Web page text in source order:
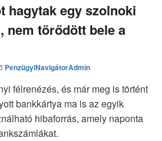
hagytak egy szolnoki
nem törődött bele a
PenzügyiNavigátorAdmin
félrenézés, és már meg is történt
bankkártya ma is az egyik
hibaforrás, amely naponta